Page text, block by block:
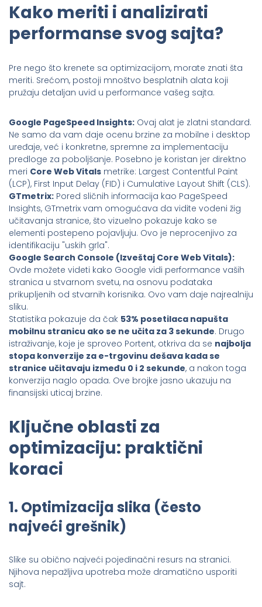
Kako meriti i analizirati
performanse svog sajta?
Pre nego što krenete sa optimizacijom, morate znati šta
meriti. Srećom, postoji mnoštvo besplatnih alata koji
pružaju detaljan uvid u performance vašeg sajta.
Google PageSpeed Insights: Ovaj alat je zlatni standard.
Ne samo da vam daje ocenu brzine za mobilne i desktop
uređaje, već i konkretne, spremne za implementaciju
predloge za poboljšanje. Posebno je koristan jer direktno
meri Core Web Vitals metrike: Largest Contentful Paint
(LCP), First Input Delay (FID) i Cumulative Layout Shift (CLS).
GTmetrix: Pored sličnih informacija kao PageSpeed
Insights, GTmetrix vam omogućava da vidite vodeni žig
učitavanja stranice, što vizuelno pokazuje kako se
elementi postepeno pojavljuju. Ovo je neprocenjivo za
identifikaciju "uskih grla".
Google Search Console (Izveštaj Core Web Vitals):
Ovde možete videti kako Google vidi performance vaših
stranica u stvarnom svetu, na osnovu podataka
prikupljenih od stvarnih korisnika. Ovo vam daje najrealniju
sliku.
Statistika pokazuje da čak 53% posetilaca napušta
mobilnu stranicu ako se ne učita za 3 sekunde. Drugo
istraživanje, koje je sproveo Portent, otkriva da se najbolja
stopa konverzije za e-trgovinu dešava kada se
stranice učitavaju između 0 i 2 sekunde, a nakon toga
konverzija naglo opada. Ove brojke jasno ukazuju na
finansijski uticaj brzine.
Ključne oblasti za
optimizaciju: praktični
koraci
1. Optimizacija slika (često
najveći grešnik)
Slike su obično najveći pojedinačni resurs na stranici.
Njihova nepažljiva upotreba može dramatično usporiti
sajt.